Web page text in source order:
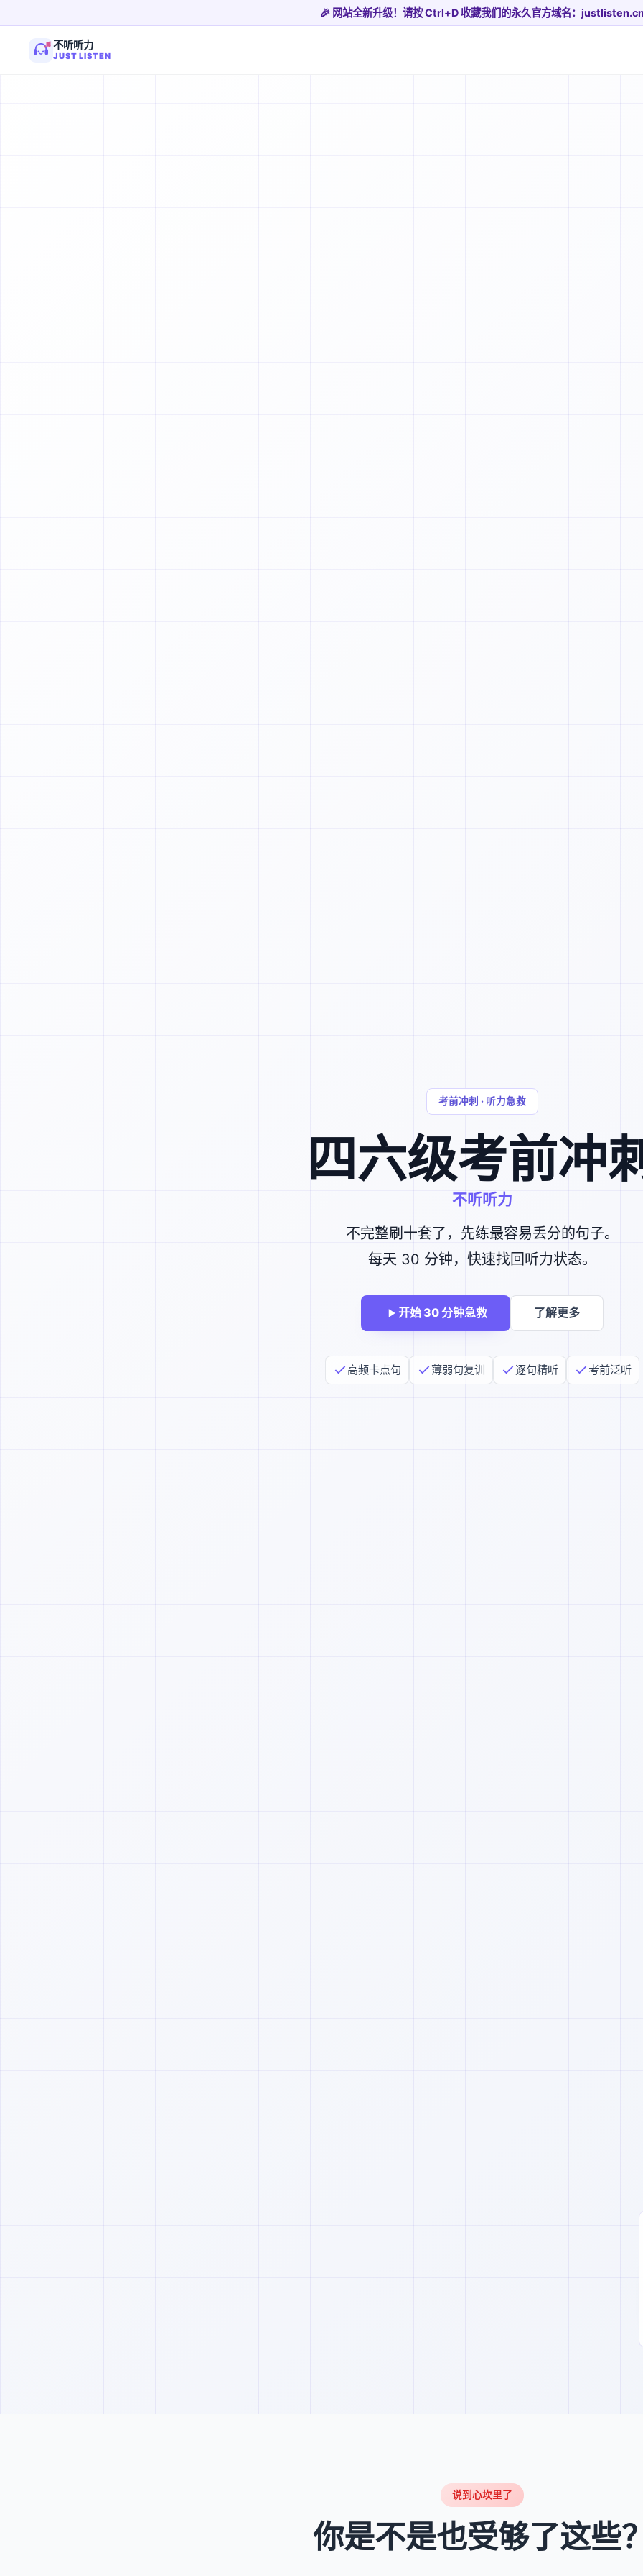
🎉 网站全新升级！请按 Ctrl+D 收藏我们的永久官方域名：
不听听力
JUST LISTEN
考前冲刺 · 听力急救
四六级考前冲
不听听力
不完整刷十套了，先练最容易丢分的句子。
每天 30 分钟，快速找回听力状态。
开始 30 分钟急救 了解更多
高频卡点句 薄弱句复训 逐句精听 考前泛听
说到心坎里了
你是不是也受够了这些